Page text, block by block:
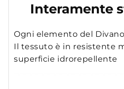
Interamente
Ogni elemento del
Il tessuto è in resistente
superficie idrorepellente